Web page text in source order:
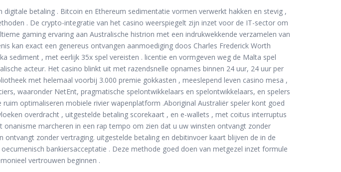
betaling . Bitcoin en Ethereum sedimentatie vormen verwerkt hakken en stevig ,
. De crypto-integratie van het casino weerspiegelt zijn inzet voor de IT-sector om
gaming ervaring aan Australische histrion met een indrukwekkende verzamelen van
kan exact een genereus ontvangen aanmoediging doos Charles Frederick Worth
sediment , met eerlijk 35x spel vereisten . ​​licentie en vormgeven weg de Malta spel
acteur. Het casino blinkt uit met razendsnelle opnames binnen 24 uur, 24 uur per
met helemaal voorbij 3.000 premie gokkasten , meeslepend leven casino mesa ,
waaronder NetEnt, pragmatische spelontwikkelaars en spelontwikkelaars, en spelers
optimaliseren mobiele rivier wapenplatform .Aboriginal Australiër speler kont goed
overdracht , uitgestelde betaling scorekaart , en e-wallets , met coitus interruptus
marcheren in een rap tempo om zien dat u uw winsten ontvangt zonder
ontvangt zonder vertraging. uitgestelde betaling en debitinvoer kaart blijven de in de
bankiersacceptatie . Deze methode goed doen van metgezel inzet formule
vertrouwen beginnen .